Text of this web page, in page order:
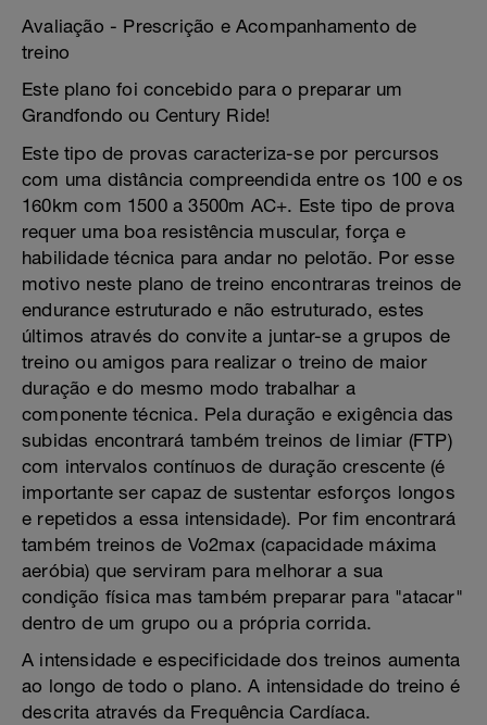
Avaliação - Prescrição e Acompanhamento de
treino
Este plano foi concebido para o preparar um
Grandfondo ou Century Ride!
Este tipo de provas caracteriza-se por percursos
com uma distância compreendida entre os 100 e os
160km com 1500 a 3500m AC+. Este tipo de prova
requer uma boa resistência muscular, força e
habilidade técnica para andar no pelotão. Por esse
motivo neste plano de treino encontraras treinos de
endurance estruturado e não estruturado, estes
últimos através do convite a juntar-se a grupos de
treino ou amigos para realizar o treino de maior
duração e do mesmo modo trabalhar a
componente técnica. Pela duração e exigência das
subidas encontrará também treinos de limiar (FTP)
com intervalos contínuos de duração crescente (é
importante ser capaz de sustentar esforços longos
e repetidos a essa intensidade). Por fim encontrará
também treinos de Vo2max (capacidade máxima
aeróbia) que serviram para melhorar a sua
condição física mas também preparar para "atacar"
dentro de um grupo ou a própria corrida.
A intensidade e especificidade dos treinos aumenta
ao longo de todo o plano. A intensidade do treino é
descrita através da Frequência Cardíaca.